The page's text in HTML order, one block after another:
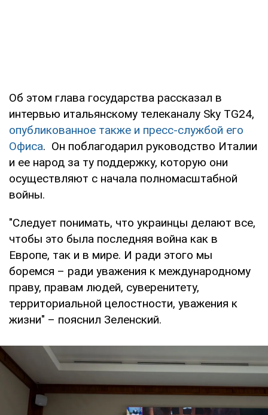
Об этом глава государства рассказал в
интервью итальянскому телеканалу Sky TG24,
опубликованное также и пресс-службой его
Офиса. Он поблагодарил руководство Италии
и ее народ за ту поддержку, которую они
осуществляют с начала полномасштабной
войны.
"Следует понимать, что украинцы делают все,
чтобы это была последняя война как в
Европе, так и в мире. И ради этого мы
боремся – ради уважения к международному
праву, правам людей, суверенитету,
территориальной целостности, уважения к
жизни" – пояснил Зеленский.